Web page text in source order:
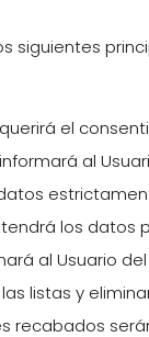
siguientes
el
al
los
al Usuario
listas y
recabados